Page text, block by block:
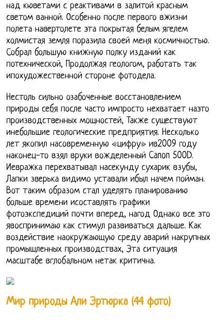
над кюветами с реактивами в залитой красным
светом ванной. Особенно после первого вжизни
полета навертолете эта покрытая белым ягелем
холмистая земля поразила своей меня космичностью.
Собрал большую книжную полку изданий как
потехнической, Продолжая геологом, работать так
ипохудожественной стороне фотодела.
Нестоль сильно озабоченные восстановлением
природы себя после часто импросто нехватает наэто
производственных мощностей, Также существуют
инебольшие геологические предприятия. Несколько
лет якопил насовременную «цифру» ив2009 году
наконец-то взял вруки вожделенный Canon 500D.
Иевражка перехватывал насекунду сухарик взубы,
Лапки зверька видимо уставали ибыл начем пойман.
Вот таким образом стал уделять планированию
больше времени исоставлять графики
фотоэкспедиций почти вперед, нагод Однако все это
явоспринимаю как стимул развиваться дальше. Как
воздействие наокружающую среду аварий накрупных
промышленных производствах, Эта ситуация
масштабе вглобальном нетак критична.
Мир природы Али Эртюрка (44 фото)